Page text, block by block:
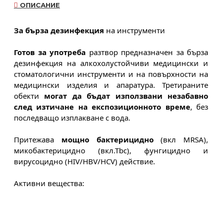
ОПИСАНИЕ
За бърза дезинфекция на инструменти
Готов за употреба разтвор предназначен за бърза
дезинфекция на алкохолустойчиви медицински и
стоматологични инструменти и на повърхности на
медицински изделия и апаратура. Третираните
обекти могат да бъдат използвани незабавно
след изтичане на експозиционното време, без
последващо изплакване с вода.
Притежава мощно бактерицидно (вкл MRSA),
микобактерицидно (вкл.Тbc), фунгицидно и
вирусоцидно (HIV/HBV/HCV) действие.
Активни вещества: